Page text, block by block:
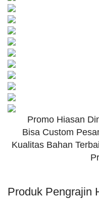
Promo Hiasan
Bisa Custom
Kualitas Bahan
Produk Pengrajin